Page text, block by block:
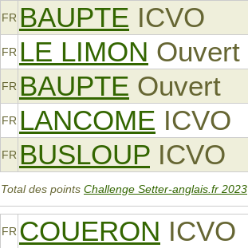
FR BAUPTE ICVO
FR LE LIMON Ouvert
FR BAUPTE Ouvert
FR LANCOME ICVO
FR BUSLOUP ICVO
Total des points Challenge Setter-anglais.fr 2023
FR COUERON ICVO